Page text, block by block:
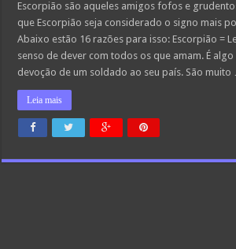
Escorpião são aqueles amigos fofos e
que Escorpião seja considerado o signo mais
Abaixo estão 16 razões para isso: Escorpião =
senso de dever com todos os que amam. É
devoção de um soldado ao seu país. São
Leia mais